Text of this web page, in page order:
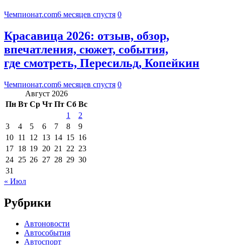
Чемпионат.com6 месяцев спустя 0
Красавица 2026: отзыв, обзор,
впечатления, сюжет, события,
где смотреть, Пересильд, Копейкин
Чемпионат.com6 месяцев спустя 0
Август 2026
Пн Вт Ср Чт Пт Сб Вс
1
2
3
4 5 6 7 8
9
10 11 12 13 14 15 16
17 18 19 20 21 22 23
24 25 26 27 28 29 30
31
« Июл
Рубрики
Автоновости
Автособытия
Автоспорт